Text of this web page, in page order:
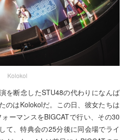
Kolokol
を断念したSTU48の代わりになんば
のはKolokolだ。この日、彼女たちは
ーマンスをBIGCATで行い、その30
て、特典会の25分後に同会場でライ